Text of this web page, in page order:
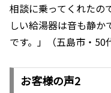
相談に乗ってくれたの
しい給湯器は音も静
です。」（五島市・50
お客様の声2